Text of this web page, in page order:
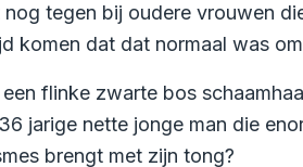
tegen bij oudere vrouwen
komen dat dat normaal was
flinke zwarte bos
jarige nette jonge man die
brengt met zijn tong?